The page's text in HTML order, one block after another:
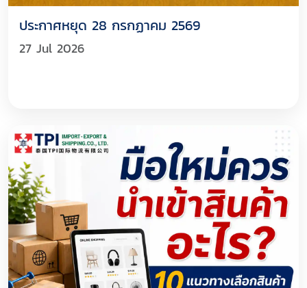
ประกาศหยุด 28 กรกฏาคม 2569
27 Jul 2026